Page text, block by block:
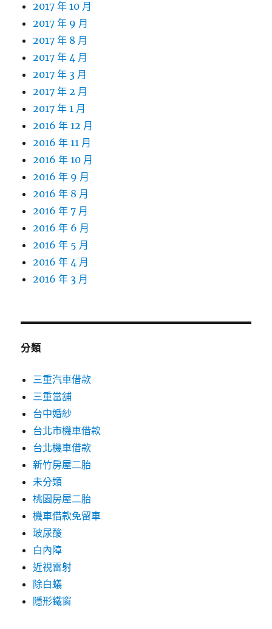
2017 年 10 月
2017 年 9 月
2017 年 8 月
2017 年 4 月
2017 年 3 月
2017 年 2 月
2017 年 1 月
2016 年 12 月
2016 年 11 月
2016 年 10 月
2016 年 9 月
2016 年 8 月
2016 年 7 月
2016 年 6 月
2016 年 5 月
2016 年 4 月
2016 年 3 月
分類
三重汽車借款
三重當舖
台中婚紗
台北市機車借款
台北機車借款
新竹房屋二胎
未分類
桃園房屋二胎
機車借款免留車
玻尿酸
白內障
近視雷射
除白蟻
隱形鐵窗